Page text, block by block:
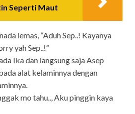
Seperti Maut
lemas, “Aduh Sep..! Kayanya
yah Sep..!”
Ika dan langsung saja Asep
alat kelaminnya dengan
mo tahu.., Aku pinggin kaya